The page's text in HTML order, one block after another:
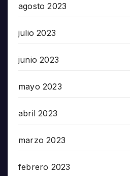
agosto 2023
julio 2023
junio 2023
mayo 2023
abril 2023
marzo 2023
febrero 2023